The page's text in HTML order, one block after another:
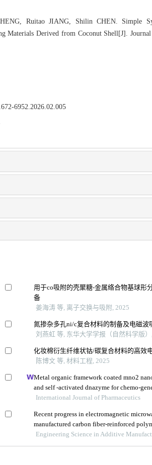
Ruitao JIANG, Shilin CHEN. Simple
Materials Derived from Coconut Shell[J].
6952.2026.02.005
用于co吸附的壳聚糖-金属络合物基球形
备
姜海涛 等, 离子交换与吸附, 2025
氮掺杂多孔ni/c复合材料的制备及电磁波
刘燕虹 等, 东华大学学报（自然科学版）
化妆棉衍生纤维状钴/碳复合材料的高效
陈博文 等, 材料工程, 2025
Metal organic framework coated mno2
and self -activated dnazyme for chemo-
cancer
International Journal of Pharmaceutics
Recent progress in electromagnetic
manufactured carbon fiber-reinforced
Engineering Science in Additive